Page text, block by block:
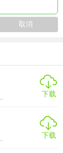
下载
下载